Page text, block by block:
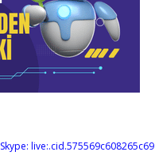
Skype: live:.cid.575569c608265c69